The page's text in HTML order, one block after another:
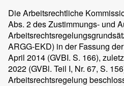
Die Arbeitsrechtliche
Abs. 2 des Zustimmungs- und
ARGG-EKD) in der Fassung
April 2014 (GVBI. S. 166),
2022 (GVBl. Teil I, Nr. 67, S.
Arbeitsrechtsregelung